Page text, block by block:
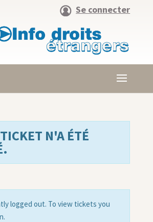
Se connecter
N'A ÉTÉ
logged out. To view tickets you